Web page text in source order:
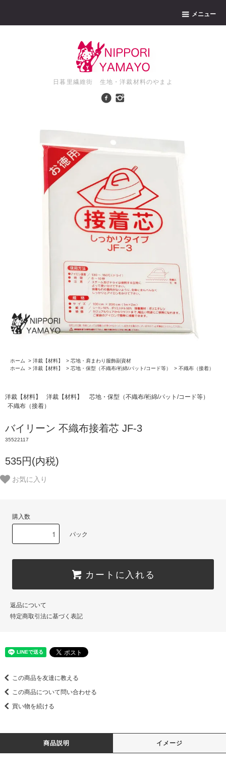
メニュー
日暮里繊維街 生地・洋裁材料のやまよ
ホーム > 洋裁【材料】 > 芯地・肩まわり服飾副資材
ホーム
> 洋裁【材料】 > 芯地・保型（不織布/裄綿/パット/コード等） > 不織布（接着）
洋裁【材料】 洋裁【材料】
芯地・保型（不織布/裄綿/パット/コード等）
不織布（接着）
バイリーン 不織布接着芯 JF-3
35522117
535円(内税)
お気に入り
購入数
パック
カートに入れる
返品について
特定商取引法に基づく表記
この商品を友達に教える
この商品について問い合わせる
買い物を続ける
商品説明 イメージ